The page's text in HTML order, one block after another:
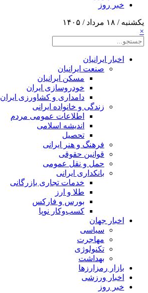
خبر روز
یکشنبه / ۱۸ مرداد / ۱۴۰۵
×
اخبار ایرانیان
صنعت ایرانیان
مسکن ایرانیان
خودروسازی ایران
دامداری و کشاورزی ایران
زندگی و خانواده ایرانی
اطلاعات عمومی مردم
اندیشه اسلامی
تحصیل
فرهنگ و هنر ایرانی
قوانین حقوقی
حمل و نقل عمومی
بانکداری ایرانی
خدمات تجاری بازرگانی
طلا و ارز
بورس و فارکس
کسب‌وکار نوپا
اخبار جهان
سیاسی
مهاجرت
تکنولوژی
بهداشت
بازار رمزارزها
اخبار ورزشی
خبر روز